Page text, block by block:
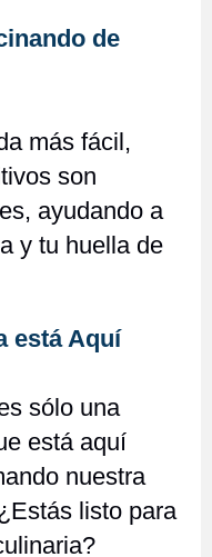
de
más fácil,
son
ayudando a
y tu huella de
está Aquí
sólo una
está aquí
nuestra
listo para